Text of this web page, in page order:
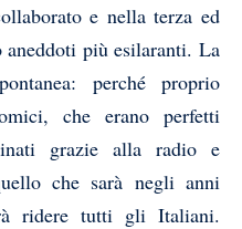
e nella terza ed
più esilaranti. La
perché proprio
che erano perfetti
grazie alla radio e
che sarà negli anni
ridere tutti gli Italiani.